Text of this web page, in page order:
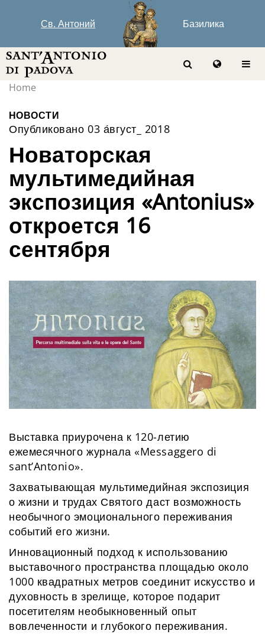
Св. Антоний Базилика
Home
НОВОСТИ
Опубликовано 03 а́вгуст_ 2018
Новаторская
мультимедийная
экспозиция «Antonius»
откроется 16
сентября
Выставка приурочена к 120-летию
ежемесячного журнала «Messaggero di
sant’Antonio».
Захватывающая мультимедийная экспозиция
о жизни и трудах Святого даст возможность
необычного эмоционального переживания
событий его жизни.
Инновационный подход к использованию
выставочного пространства площадью около
1000 квадратных метров соединит искусство и
духовность в зрелище, которое подарит
посетителям необыкновенный опыт
вовлеченности и глубокого переживания.